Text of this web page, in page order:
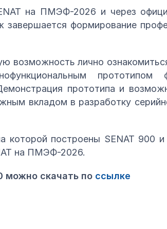
на ПМЭФ-2026 и через
формирование
возможность лично
прототипом
прототипа и
вкладом в разработку
которой построены SENAT 900 и
на ПМЭФ-2026.
можно скачать по ссылке